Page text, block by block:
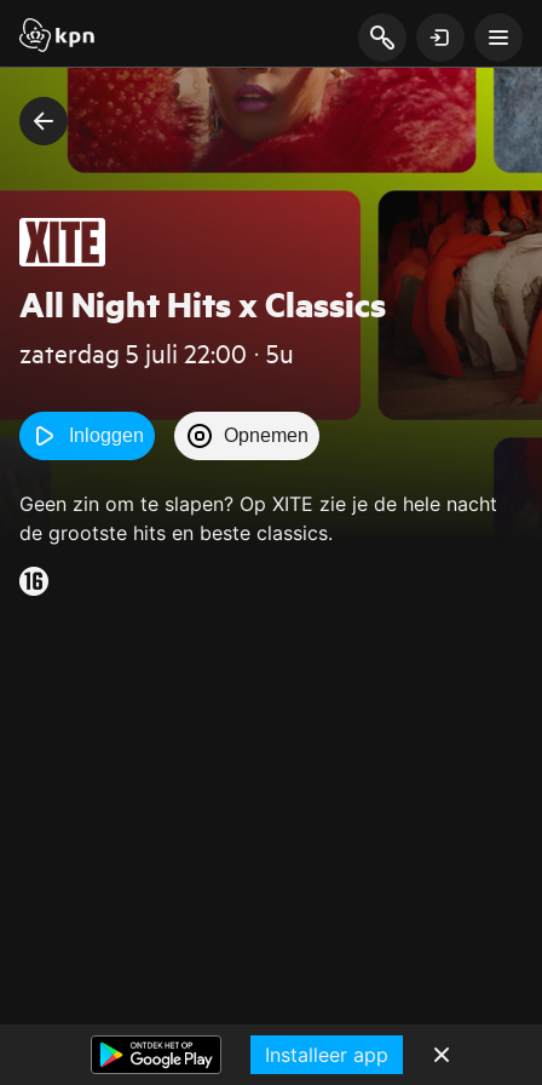
All Night Hits x Classics
zaterdag 5 juli 22:00 ‧ 5u
Inloggen Opnemen
Geen zin om te slapen? Op XITE zie je de hele nacht
de grootste hits en beste classics.
Installeer app